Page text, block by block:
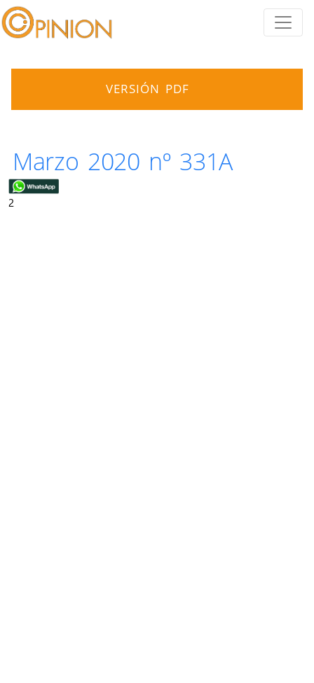
VERSIÓN PDF
Marzo 2020 nº 331A
2